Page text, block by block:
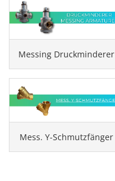
Messing Druckminderer
Mess. Y-Schmutzfänger